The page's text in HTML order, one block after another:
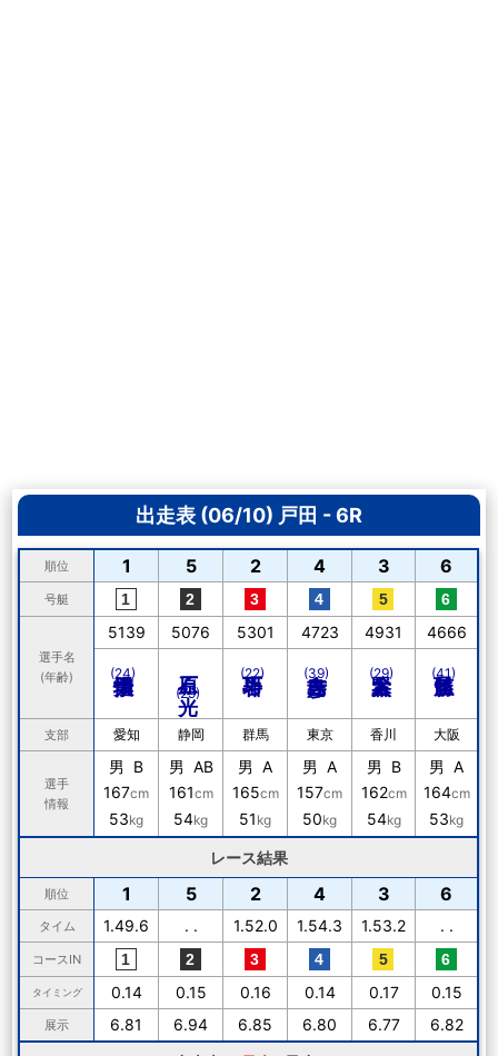
出走表 (06/10) 戸田 - 6R
順位 1 5 2 4 3 6
号艇
選手名
(年齢)
5139 5076 5301 4723 4931 4666
(24)
(29)
(22) (39) (29) (41)
支部 愛知 静岡 群馬 東京 香川 大阪
選手
情報
男 B
167cm
53kg
男 AB
161cm
54kg
男 A
165cm
51 kg
男 A
157cm
50kg
男 B
162cm
54kg
男 A
164cm
53kg
レース結果
順位 1 5 2 4 3 6
タイム 1.49.6 . . 1.52.0 1.54.3 1.53.2 . .
コースIN
タイミング 0.14 0.15 0.16 0.14 0.17 0.15
展示 6.81 6.94 6.85 6.80 6.77
6.82